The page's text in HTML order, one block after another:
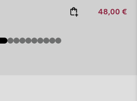
Minimum
48,00 €